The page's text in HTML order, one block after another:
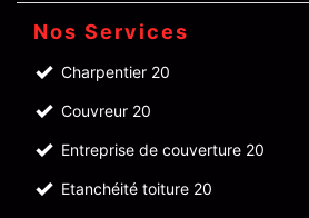
Nos Services
Charpentier 20
Couvreur 20
Entreprise de couverture 20
Etanchéité toiture 20